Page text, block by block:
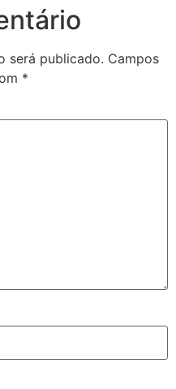
será publicado. Campos
*